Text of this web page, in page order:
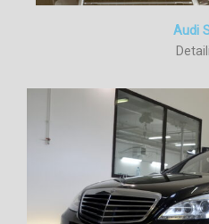
Audi